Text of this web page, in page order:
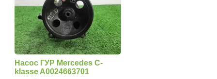
Насос ГУР Mercedes C-
klasse A0024663701